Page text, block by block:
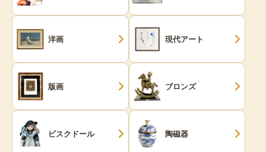
洋画 現代アート
版画 ブロンズ
ビスクドール 陶磁器